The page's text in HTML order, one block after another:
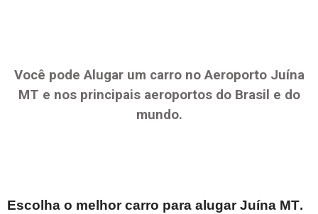
Você pode Alugar um carro no Aeroporto Juína
MT e nos principais aeroportos do Brasil e do
mundo.
Escolha o melhor carro para alugarJuína MT.